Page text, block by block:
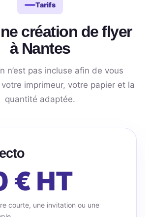
Tarifs
création de flyer
à Nantes
n’est pas incluse afin de vous
imprimeur, votre papier et la
quantité adaptée.
€ HT
courte, une invitation ou une